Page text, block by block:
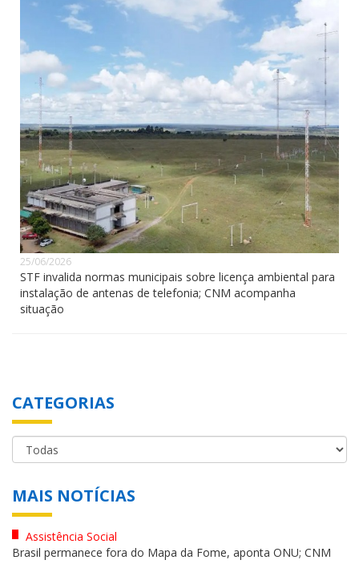
25/06/2026
STF invalida normas municipais sobre licença ambiental para
instalação de antenas de telefonia; CNM acompanha
situação
CATEGORIAS
MAIS NOTÍCIAS
Assistência Social
Brasil permanece fora do Mapa da Fome, aponta ONU; CNM